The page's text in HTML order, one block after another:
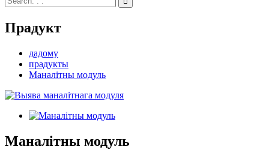
Прадукт
дадому
прадукты
Маналітны модуль
Маналітны модуль